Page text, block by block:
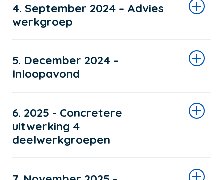
4. September 2024 – Advies
werkgroep
5. December 2024 –
Inloopavond
6. 2025 - Concretere
uitwerking 4
deelwerkgroepen